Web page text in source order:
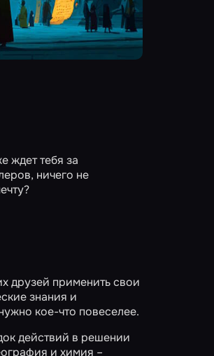
ждет тебя за
ничего не
друзей применить свои
знания и
кое-что повеселее.
действий в решении
и химия –